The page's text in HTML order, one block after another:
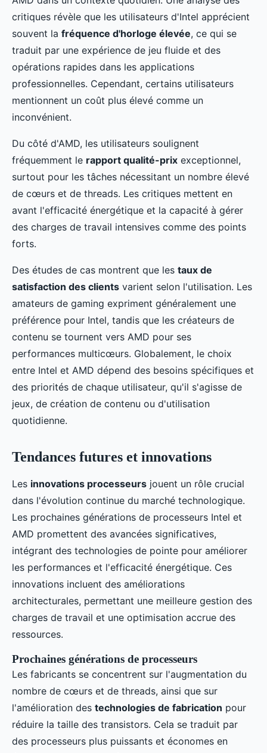
critiques révèle que les utilisateurs d'Intel apprécient
souvent la fréquence d'horloge élevée, ce qui se
traduit par une expérience de jeu fluide et des
opérations rapides dans les applications
professionnelles. Cependant, certains utilisateurs
mentionnent un coût plus élevé comme un
inconvénient.
Du côté d'AMD, les utilisateurs soulignent
fréquemment le rapport qualité-prix exceptionnel,
surtout pour les tâches nécessitant un nombre élevé
de cœurs et de threads. Les critiques mettent en
avant l'efficacité énergétique et la capacité à gérer
des charges de travail intensives comme des points
forts.
Des études de cas montrent que les taux de
satisfaction des clients varient selon l'utilisation. Les
amateurs de gaming expriment généralement une
préférence pour Intel, tandis que les créateurs de
contenu se tournent vers AMD pour ses
performances multicœurs. Globalement, le choix
entre Intel et AMD dépend des besoins spécifiques et
des priorités de chaque utilisateur, qu'il s'agisse de
jeux, de création de contenu ou d'utilisation
quotidienne.
Tendances futures et innovations
Les innovations processeurs jouent un rôle crucial
dans l'évolution continue du marché technologique.
Les prochaines générations de processeurs Intel et
AMD promettent des avancées significatives,
intégrant des technologies de pointe pour améliorer
les performances et l'efficacité énergétique. Ces
innovations incluent des améliorations
architecturales, permettant une meilleure gestion des
charges de travail et une optimisation accrue des
ressources.
Prochaines générations de processeurs
Les fabricants se concentrent sur l'augmentation du
nombre de cœurs et de threads, ainsi que sur
l'amélioration des technologies de fabrication pour
réduire la taille des transistors. Cela se traduit par
des processeurs plus puissants et économes en